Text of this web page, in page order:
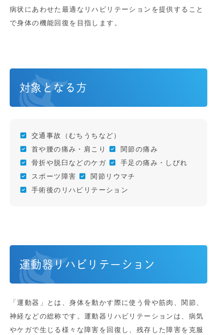
病状にあわせた最適なリハビリテーションを提供すること
で身体の機能回復を目指します。
対象となる方
交通事故（むちうちなど）
首や腰の痛み・肩こり
関節の痛み
骨折や脱臼などのケガ
手足の痛み・しびれ
スポーツ障害
関節リウマチ
手術後のリハビリテーション
運動器リハビリテーション
「運動器」とは、身体を動かす際に使う骨や筋肉、関節、
神経などの総称です。運動器リハビリテーションは、病気
やケガで生じる様々な障害を回復し、残存した障害を克服